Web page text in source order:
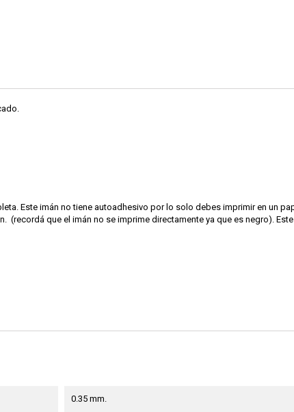
Este imán no tiene autoadhesivo por lo solo debes imprimir en un
(recordá que el imán no se imprime directamente ya que es negro).
0.35 mm.